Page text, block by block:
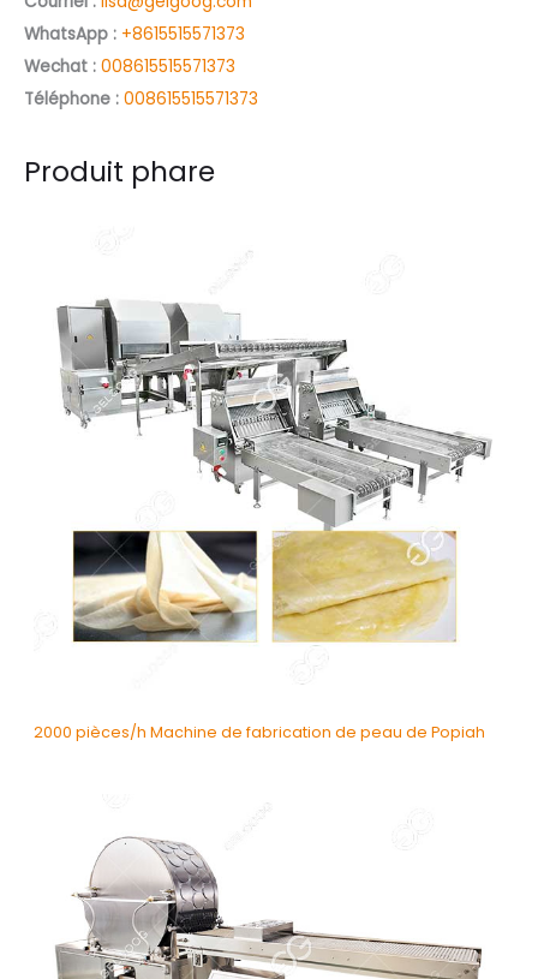
r
c
h
r
WhatsApp : +8615515571373
Wechat : 008615515571373
Téléphone : 008615515571373
Produit phare
2000 pièces/h Machine de fabrication de peau de Popiah